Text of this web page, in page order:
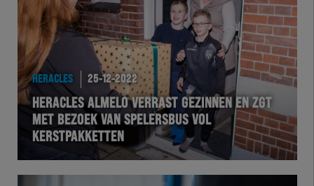
Wedstrijd
Heracles
BusinessClub
Foundation
HERACLES 25-12-2022
HERACLES ALMELO VERRAST GEZINNEN EN ZGT
MET BEZOEK VAN SPELERSBUS VOL
KERSTPAKKETTEN